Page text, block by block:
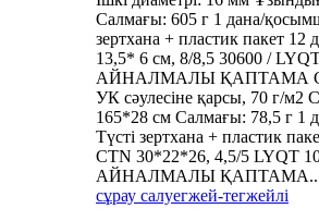
Салмағы: 605 г 1 дана/
зертхана + пластик пакет 12
13,5* 6 см, 8/8,5 30600 /
АЙНАЛМАЛЫ ҚАПТАМА Су
УК сәулесіне қарсы, 70 г/м2
165*28 см Салмағы: 78,5 г 1
Түсті зертхана + пластик
CTN 30*22*26, 4,5/5 LYQT
АЙНАЛМАЛЫ
сұрау салуегжей-тегжейлі